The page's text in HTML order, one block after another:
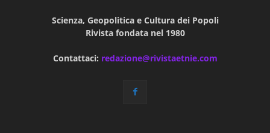
Scienza, Geopolitica e Cultura dei Popoli
Rivista fondata nel 1980
Contattaci: redazione@rivistaetnie.com